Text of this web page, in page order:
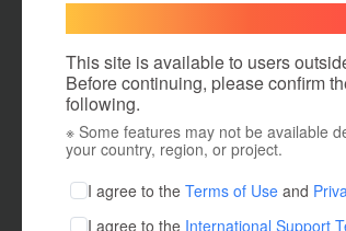
人気のプロジェ
アート・写真
テクノロジー
映像・映画
This site is available to users
Before continuing, please confirm
following.
※ Some features may not be available
your country, region, or project.
I agree to the Terms of Use and
I agree to the International Support